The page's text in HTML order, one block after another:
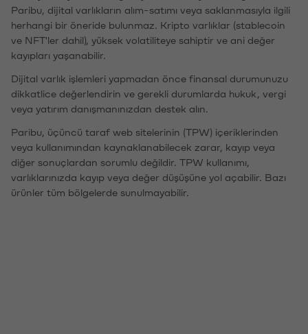
Paribu, dijital varlıkların alım-satımı veya saklanmasıyla ilgili
herhangi bir öneride bulunmaz. Kripto varlıklar (stablecoin
ve NFT'ler dahil), yüksek volatiliteye sahiptir ve ani değer
kayıpları yaşanabilir.
Dijital varlık işlemleri yapmadan önce finansal durumunuzu
dikkatlice değerlendirin ve gerekli durumlarda hukuk, vergi
veya yatırım danışmanınızdan destek alın.
Paribu, üçüncü taraf web sitelerinin (TPW) içeriklerinden
veya kullanımından kaynaklanabilecek zarar, kayıp veya
diğer sonuçlardan sorumlu değildir. TPW kullanımı,
varlıklarınızda kayıp veya değer düşüşüne yol açabilir. Bazı
ürünler tüm bölgelerde sunulmayabilir.